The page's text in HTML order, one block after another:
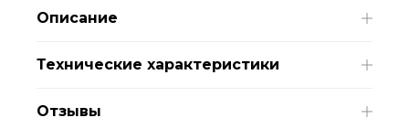
Описание
Технические характеристики
Отзывы